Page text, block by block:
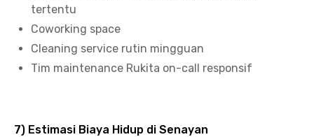
tertentu
Coworking space
Cleaning service rutin mingguan
Tim maintenance Rukita on-call responsif
7) Estimasi Biaya Hidup di Senayan